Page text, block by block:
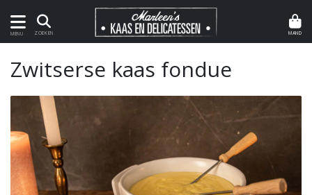
MENU ZOEKEN MAND
Zwitserse kaas fondue